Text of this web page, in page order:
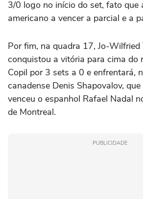
3/0 logo no início do set, fato que
americano a vencer a parcial e a
Por fim, na quadra 17, Jo-Wilfried
conquistou a vitória para cima do
Copil por 3 sets a 0 e enfrentará,
canadense Denis Shapovalov,
venceu o espanhol Rafael Nadal
de Montreal.
PUBLICIDADE